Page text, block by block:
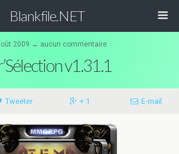
Blankfile.NET
2009 ↔ aucun commentaire
v1.31.1
Tweeter + 1 E-mail